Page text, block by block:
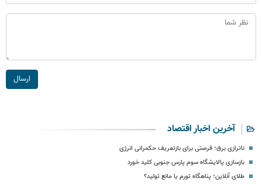
ارسال
آخرین اخبار اقتصاد
ناترازی برق؛ فرصتی برای بازتعریف حکمرانی انرژی
بازسازی پالایشگاه سوم پارس جنوبی کلید خورد
طلای آنلاین؛ پناهگاه تورم یا مانع تولید؟